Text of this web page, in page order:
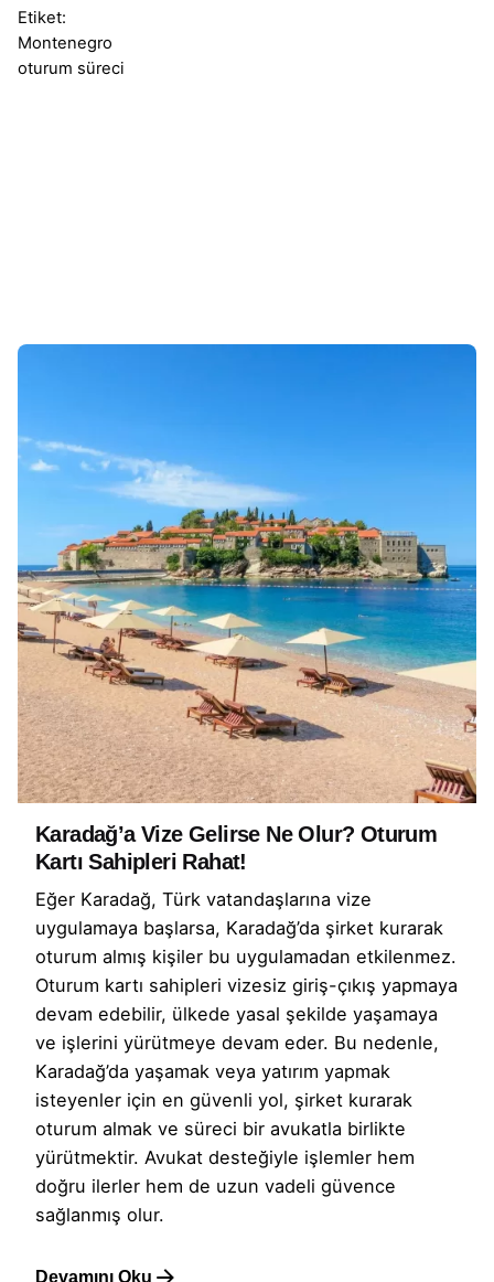
Etiket:
Montenegro
oturum süreci
Karadağ’a Vize Gelirse Ne Olur? Oturum
Kartı Sahipleri Rahat!
Eğer Karadağ, Türk vatandaşlarına vize
uygulamaya başlarsa, Karadağ’da şirket kurarak
oturum almış kişiler bu uygulamadan etkilenmez.
Oturum kartı sahipleri vizesiz giriş-çıkış yapmaya
devam edebilir, ülkede yasal şekilde yaşamaya
ve işlerini yürütmeye devam eder. Bu nedenle,
Karadağ’da yaşamak veya yatırım yapmak
isteyenler için en güvenli yol, şirket kurarak
oturum almak ve süreci bir avukatla birlikte
yürütmektir. Avukat desteğiyle işlemler hem
doğru ilerler hem de uzun vadeli güvence
sağlanmış olur.
Devamını Oku